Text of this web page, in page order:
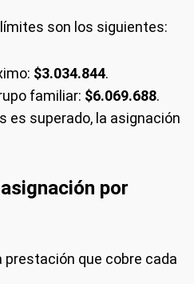
son los siguientes:
$3.034.844.
familiar: $6.069.688.
es superado, la asignación
por
prestación que cobre cada